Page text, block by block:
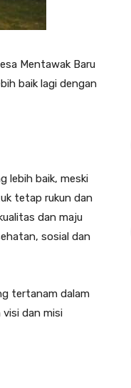
Mentawak Baru
baik lagi dengan
lebih baik, meski
tetap rukun dan
dan maju
sosial dan
tertanam dalam
visi dan misi